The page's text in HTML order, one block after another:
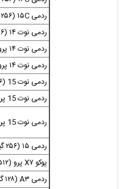
ردمی ۱۵C (۲۵۶ گیگابایت)
ردمی نوت ۱۴ (۲۵۶ گیگابایت)
ردمی نوت ۱۴ پرو (۲۵۶ گیگابایت)
ردمی نوت ۱۴ پرو پلاس (۵۱۲ گیگابایت)
ردمی نوت 15 (۲۵۶ گیگابایت)
ردمی نوت 15 پرو (۲۵۶ گیگابایت)
ردمی نوت 15 پرو پلاس (۵۱۲ گیگابایت)
ردمی ۱۵ (۲۵۶ گیگابایت)
پوکو X۷ پرو (۵۱۲ گیگابایت)
ردمی A۳ (۱۲۸ گیگابایت)